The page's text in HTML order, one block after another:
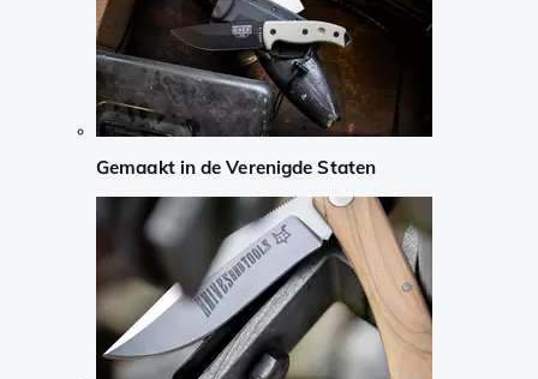
Gemaakt in de Verenigde Staten